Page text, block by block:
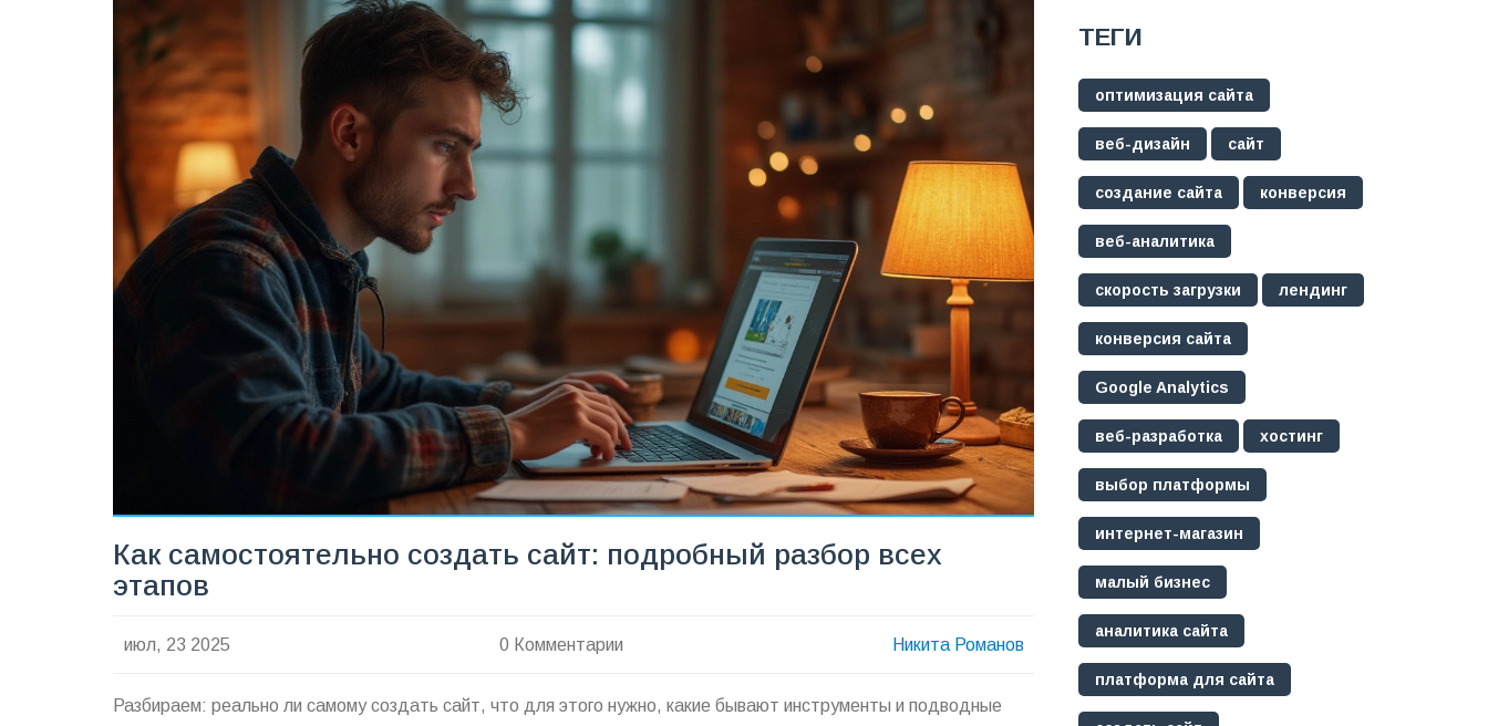
Как самостоятельно создать сайт: подробный разбор всех
этапов
июл, 23 2025 0 Комментарии Никита Романов
Разбираем: реально ли самому создать сайт, что для этого нужно, какие бывают инструменты и подводные
ТЕГИ
оптимизация сайта
веб-дизайн сайт
создание сайта конверсия
веб-аналитика
скорость загрузки лендинг
конверсия сайта
Google Analytics
веб-разработка хостинг
выбор платформы
интернет-магазин
малый бизнес
аналитика сайта
платформа для сайта